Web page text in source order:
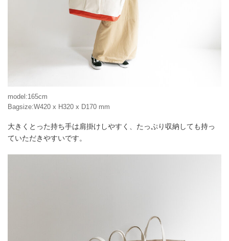
model:165cm
Bagsize:W420 x H320 x D170 mm
大きくとった持ち手は肩掛けしやすく、たっぷり収納しても持っ
ていただきやすいです。